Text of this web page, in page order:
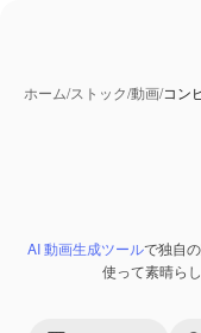
ホーム/ストック/動画/コン
PremiumAI 生成コンテ
AI 動画生成ツールで独自
使って素晴ら